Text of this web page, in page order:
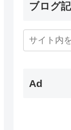
ブログ
Ad